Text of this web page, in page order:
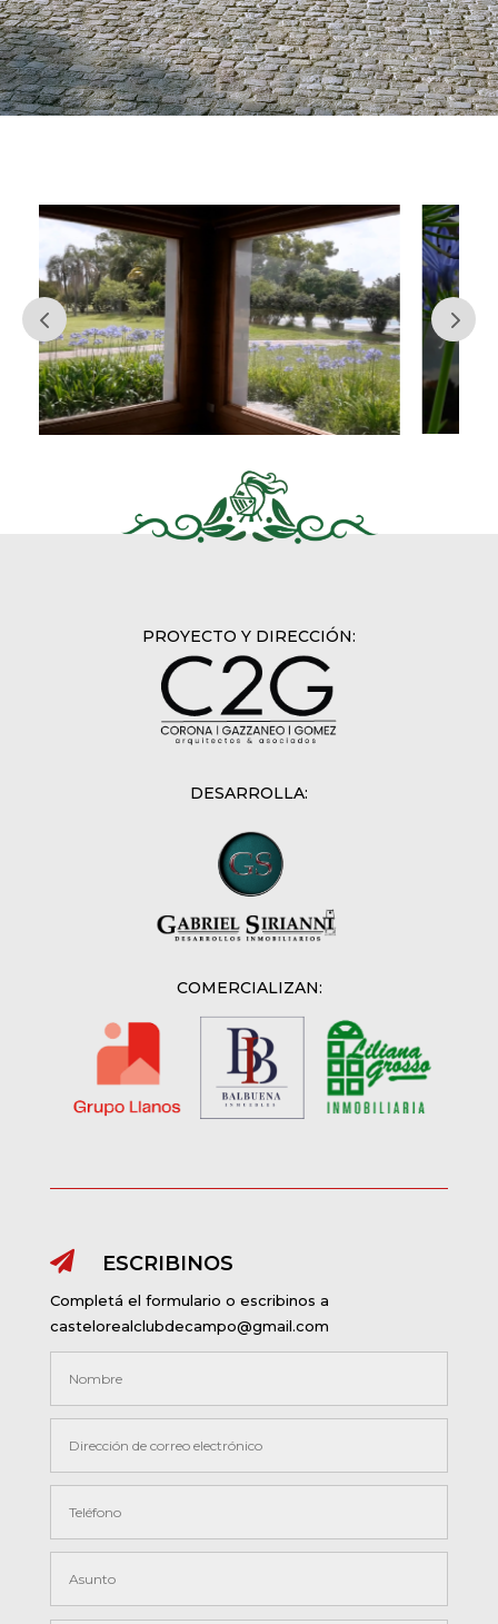
PROYECTO Y DIRECCIÓN:
DESARROLLA:
COMERCIALIZAN:
 ESCRIBINOS
Completá el formulario o escribinos a
castelorealclubdecampo@gmail.com